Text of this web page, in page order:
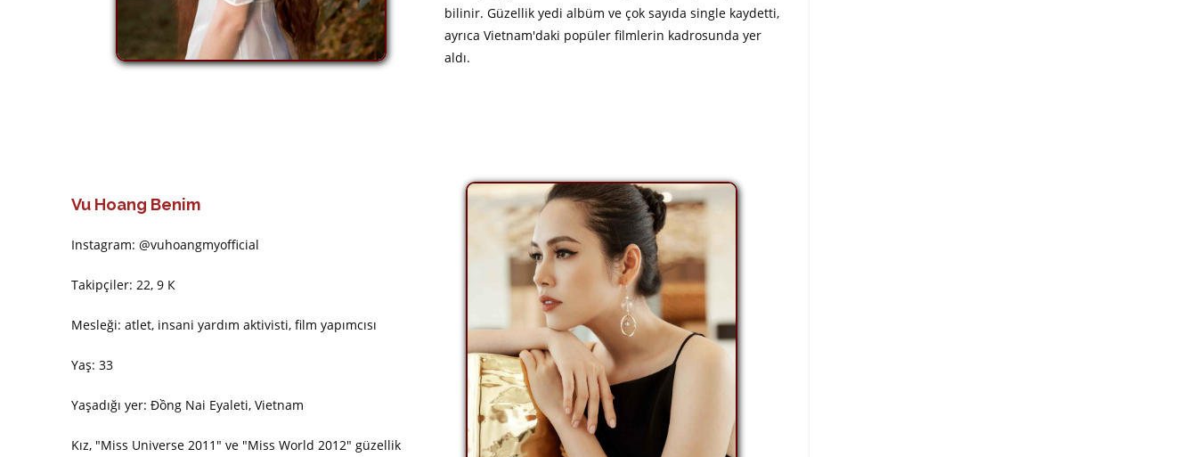
bilinir. Güzellik yedi albüm ve çok sayıda single kaydetti,
ayrıca Vietnam'daki popüler filmlerin kadrosunda yer
aldı.
Vu Hoang Benim
Instagram: @vuhoangmyofficial
Takipçiler: 22, 9 К
Mesleği: atlet, insani yardım aktivisti, film yapımcısı
Yaş: 33
Yaşadığı yer: Đồng Nai Eyaleti, Vietnam
Kız, "Miss Universe 2011" ve "Miss World 2012" güzellik